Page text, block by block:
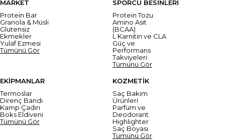
MARKET
Protein Bar
Granola & Müsli
Glutensiz
Ekmekler
Yulaf Ezmesi
Tümünü Gör
SPORCU BESİNLERİ
Protein Tozu
Amino Asit
(BCAA)
L Karnitin ve CLA
Güç ve
Performans
Takviyeleri
Tümünü Gör
EKİPMANLAR
Termoslar
Direnç Bandı
Kamp Çadırı
Boks Eldiveni
Tümünü Gör
KOZMETİK
Saç Bakım
Ürünleri
Parfüm ve
Deodorant
Highlighter
Saç Boyası
Tümünü Gör